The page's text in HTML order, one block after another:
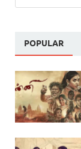
POPULAR